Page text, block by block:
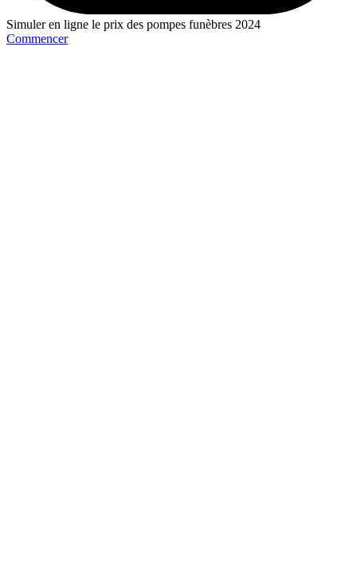
Simuler en ligne le prix des pompes funèbres 2024
Commencer